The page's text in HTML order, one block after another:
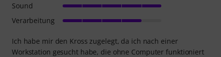
Ich habe mir den Kross zugelegt, da ich nach einer
Workstation gesucht habe, die ohne Computer funktioniert
Sound
Verarbeitung